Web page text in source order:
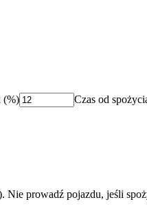
(%) Czas od
prowadź pojazdu, jeśli